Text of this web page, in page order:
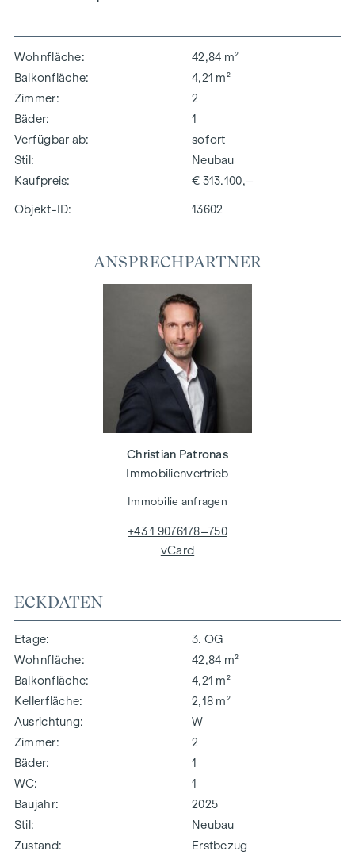
Wohnfläche
42,84 m²
Balkonfläche
4,21 m²
Zimmer
2
Bäder
1
Verfügbar ab
sofort
Stil
Neubau
Kaufpreis
€ 313.100,–
Objekt-ID: 13602
ECKDATEN
Etage
3. OG
Wohnfläche
42,84 m²
Balkonfläche
4,21 m²
Kellerfläche
2,18 m²
Ausrichtung
W
Zimmer
2
Bäder
1
WC
1
Baujahr
2025
Stil
Neubau
Zustand
Erstbezug
ANSPRECHPARTNER
Christian Patronas
Immobilienvertrieb
Immobilie anfragen
+43 1 9076178–750
vCard